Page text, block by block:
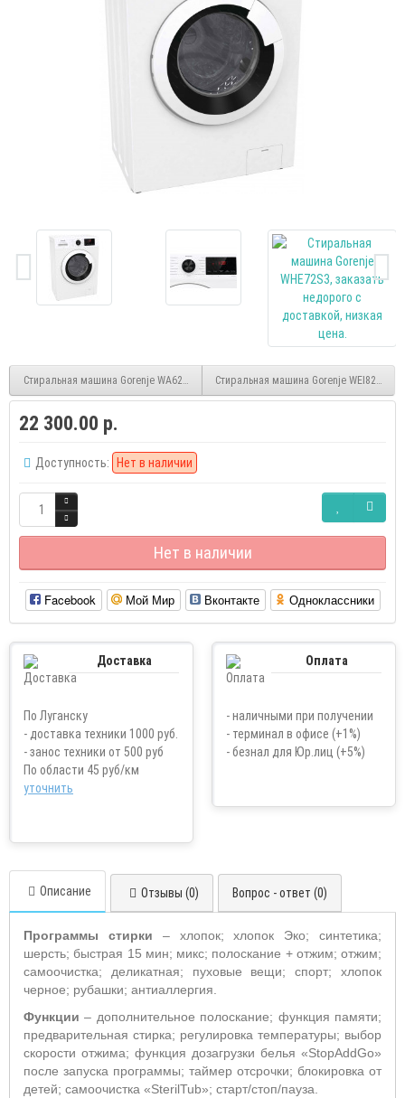
Стиральная машина Gorenje WA62S3 inverterСтиральная машина Gorenje WEI823
22 300.00 р.
Доступность: Нет в наличии
Нет в наличии
Facebook Мой Мир Вконтакте Одноклассники
Доставка
По Луганску
- доставка техники 1000 руб.
- занос техники от 500 руб
По области 45 руб/км
уточнить
Оплата
- наличными при получении
- терминал в офисе (+1%)
- безнал для Юр.лиц (+5%)
Описание Отзывы (0) Вопрос - ответ (0)
Программы стирки – хлопок; хлопок Эко; синтетика;
шерсть; быстрая 15 мин; микс; полоскание + отжим; отжим;
самоочистка; деликатная; пуховые вещи; спорт; хлопок
черное; рубашки; антиаллергия.
Функции– дополнительное полоскание; функция памяти;
предварительная стирка; регулировка температуры; выбор
скорости отжима; функция дозагрузки белья «StopAddGo»
после запуска программы; таймер отсрочки; блокировка от
детей; самоочистка «SterilTub»; старт/стоп/пауза.